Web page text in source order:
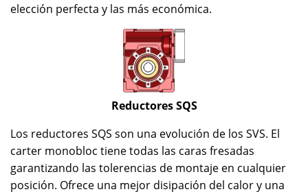
elección perfecta y las más económica.
Reductores SQS
Los reductores SQS son una evolución de los SVS. El
carter monobloc tiene todas las caras fresadas
garantizando las tolerencias de montaje en cualquier
posición. Ofrece una mejor disipación del calor y una